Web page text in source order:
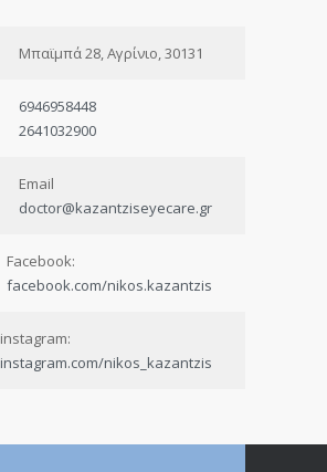
Μπαϊμπά 28, Αγρίνιο, 30131
6946958448
2641032900
Email
doctor@kazantziseyecare.gr
Facebook:
facebook.com/nikos.kazantzis
instagram:
instagram.com/nikos_kazantzis